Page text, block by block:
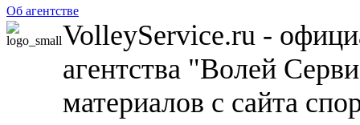
Об агентстве
VolleyService.ru -
агентства "Волей
материалов с сайта